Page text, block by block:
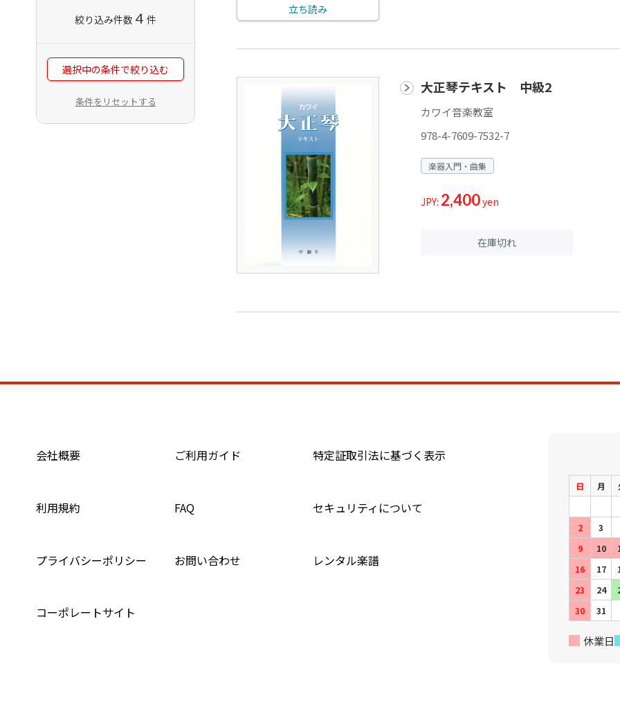
立ち読み
大正琴テキスト 中級2
カワイ音楽教室
978-4-7609-7532-7
楽器入門・曲集
JPY: 2,400yen
在庫切れ
絞り込み件数 4 件
選択中の条件で絞り込む
条件をリセットする
会社概要 ご利用ガイド 特定証取引法に基づく表示
利用規約 FAQ セキュリティについて
プライバシーポリシー お問い合わせ レンタル楽譜
コーポレートサイト
日 月
2 3
9
10
16
17
23
24
30
31
休業日